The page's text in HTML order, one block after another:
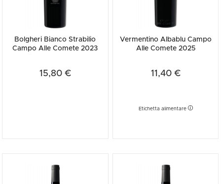
Bolgheri Bianco Strabilio
Campo Alle Comete 2023
15,80 €
Vermentino Albablu Campo
Alle Comete 2025
11,40 €
Etichetta alimentare